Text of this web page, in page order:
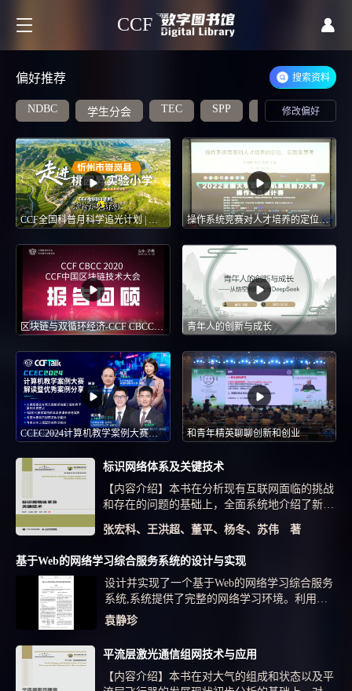
CCF
偏好推荐 搜索资料
NDBC 学生分会 TEC SPP 工业互联网
修改偏好
CCF全国科普月科学追光计划 | 走进岢岚县桃园昇实验小学 操作系统竞赛对人才培养的定位、实践及思考-FCES2022分论坛：以竞赛促进专业建设，强化核心技术人才培养体系
区块链与双循环经济-CCF CBCC 2020 青年人的创新与成长
CCEC2024计算机教学案例大赛解读暨优秀案例分享 和青年精英聊聊创新和创业
标识网络体系及关键技术
【内容介绍】本书在分析现有互联网面临的挑战
和存在的问题的基础上，全面系统地介绍了新一
代标识网络的体系架构、工作机理、接入技术、
可扩展路由机制、身份与位置映射的解析机制、
移动管理机制以及普适服务技术等内...
张宏科、王洪超、董平、杨冬、苏伟 著
基于Web的网络学习综合服务系统的设计与实现
设计并实现了一个基于Web的网络学习综合服务
系统,系统提供了完整的网络学习环境。利用Web
技术将学生的学习活动放到系统中进行,提高了
袁静珍
平流层激光通信组网技术与应用
【内容介绍】本书在对大气的组成和状态以及平